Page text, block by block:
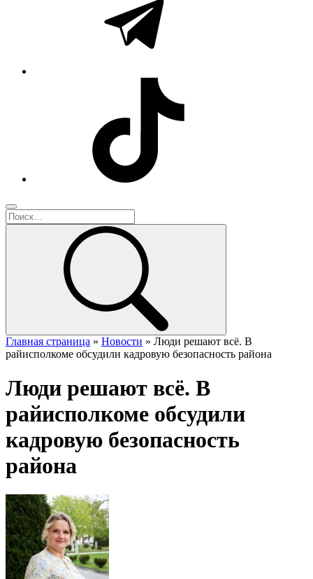
Главная страница » Новости » Люди решают всё. В
райисполкоме обсудили кадровую безопасность района
Люди решают всё. В
райисполкоме обсудили
кадровую безопасность
района